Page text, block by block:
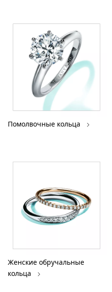
Помолвочные кольца
Женские обручальные
кольца